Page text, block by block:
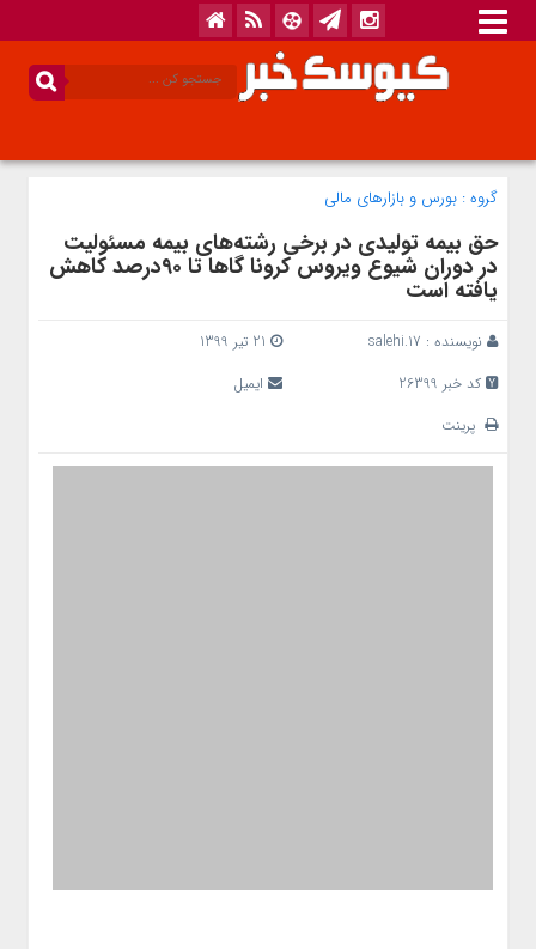
گروه : بورس و بازار‌های مالی
حق بیمه تولیدی در برخی رشته‌های بیمه مسئولیت
در دوران شیوع ویروس کرونا گاها تا ۹۰درصد کاهش
یافته است
نویسنده : salehi.17
کد خبر 26399
ایمیل
پرینت